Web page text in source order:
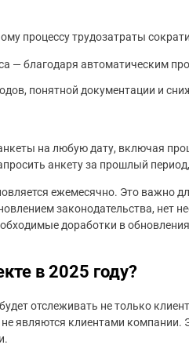
процессу трудозатраты
— благодаря автоматическим
понятной документации и
на любую дату, включая
анкету за прошлый
ежемесячно. Это важно
законодательства, нет
доработки в
в 2025 году?
отслеживать не только
являются клиентами